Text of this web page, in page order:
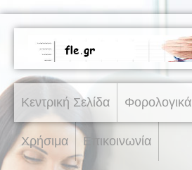
Κεντρική Σελίδα Φορολογικά
Χρήσιμα Επικοινωνία